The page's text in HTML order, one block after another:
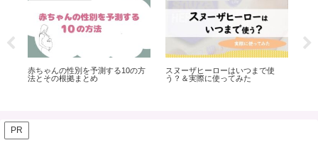
赤ちゃんの性別を予測する10の方
法とその根拠まとめ
スヌーザヒーローはいつまで使
う？＆実際に使ってみた
PR